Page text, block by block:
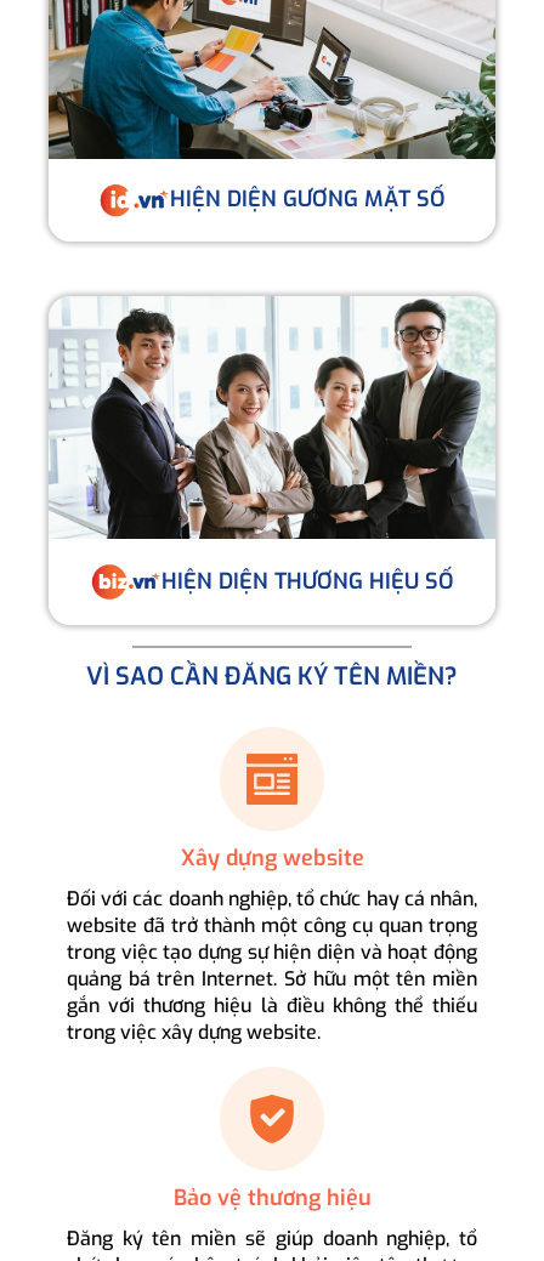
HIỆN DIỆN GƯƠNG MẶT SỐ
HIỆN DIỆN THƯƠNG HIỆU SỐ
VÌ SAO CẦN ĐĂNG KÝ TÊN MIỀN?
Xây dựng website
Đối với các doanh nghiệp, tổ chức hay cá nhân,
website đã trở thành một công cụ quan trọng
trong việc tạo dựng sự hiện diện và hoạt động
quảng bá trên Internet. Sở hữu một tên miền
gắn với thương hiệu là điều không thể thiếu
trong việc xây dựng website.
Bảo vệ thương hiệu
Đăng ký tên miền sẽ giúp doanh nghiệp, tổ